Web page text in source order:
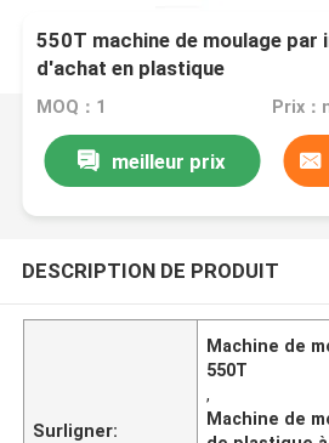
550T machine de moulage par
d'achat en plastique
MOQ：1 Prix
meilleur prix
DESCRIPTION DE PRODUIT
Surligner:
Machine de
550T
,
Machine de